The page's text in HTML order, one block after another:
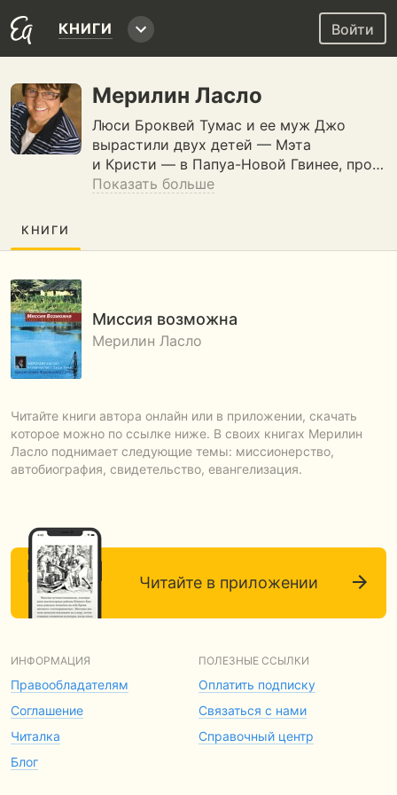
КНИГИ Войти
Мерилин Ласло
Люси Броквей Тумас и ее муж Джо
вырастили двух детей — Мэта
и Кристи — в Папуа-Новой Гвинее, про…
Показать больше
КНИГИ
Миссия возможна
Мерилин Ласло
Читайте книги автора онлайн или в приложении, скачать
которое можно по ссылке ниже. В своих книгах Мерилин
Ласло поднимает следующие темы: миссионерство,
автобиография, свидетельство, евангелизация.
Читайте в приложении
ИНФОРМАЦИЯ
Правообладателям
Соглашение
Читалка
Блог
ПОЛЕЗНЫЕ ССЫЛКИ
Оплатить подписку
Связаться с нами
Справочный центр